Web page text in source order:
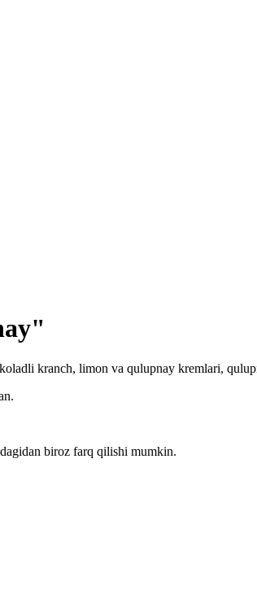
kranch, limon va qulupnay kremlari,
biroz farq qilishi mumkin.